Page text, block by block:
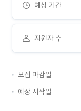
예상 기간
지원자 수
모집 마감일
예상 시작일